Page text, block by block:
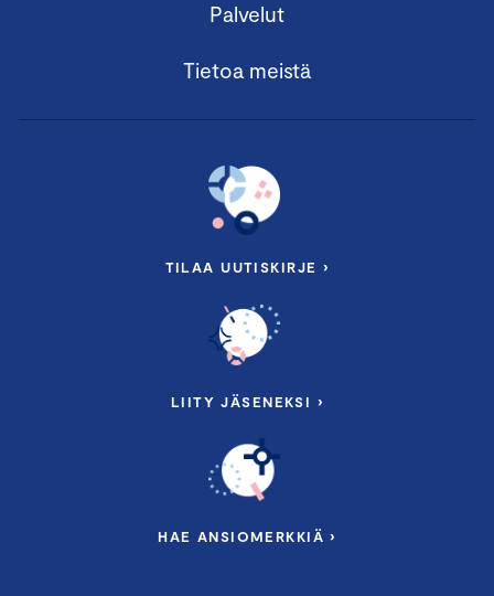
Palvelut
Tietoa meistä
TILAA UUTISKIRJE ›
LIITY JÄSENEKSI ›
HAE ANSIOMERKKIÄ ›